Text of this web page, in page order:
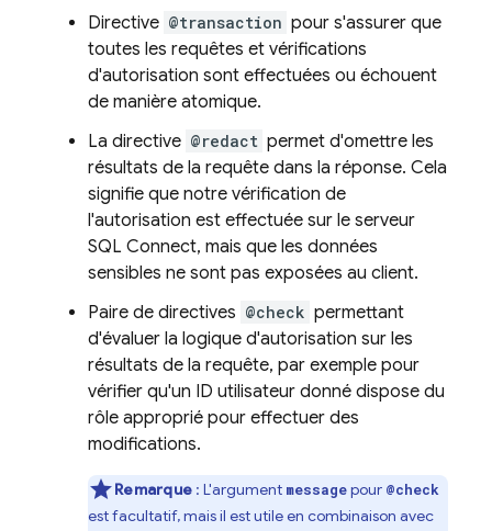
Directive @transaction pour s'assurer que
toutes les requêtes et vérifications
d'autorisation sont effectuées ou échouent
de manière atomique.
La directive @redact permet d'omettre les
résultats de la requête dans la réponse. Cela
signifie que notre vérification de
l'autorisation est effectuée sur le serveur
SQL Connect, mais que les données
sensibles ne sont pas exposées au client.
Paire de directives @check permettant
d'évaluer la logique d'autorisation sur les
résultats de la requête, par exemple pour
vérifier qu'un ID utilisateur donné dispose du
rôle approprié pour effectuer des
modifications.
Remarque : L'argument messagepour @check
est facultatif, mais il est utile en combinaison avec